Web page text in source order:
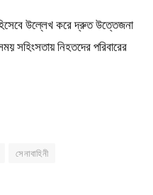
হিসেবে উল্লেখ করে দ্রুত উত্তেজনা
নিহতদের পরিবারের
সেনাবাহিনী